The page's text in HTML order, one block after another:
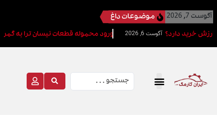
آگوست 7, 2026 موضوعات داغ
آگوست 6, 2026 ورود محموله قطعات نیسان ترا به گمرکات کشور